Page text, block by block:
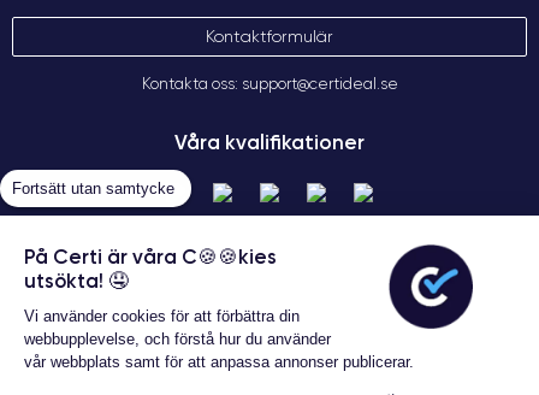
Garanterat 24 månader
Kontaktformulär
Kontakta oss: support@certideal.se
Våra kvalifikationer
Allmänna försäljningsvillkor
Fortsätt utan samtycke
På Certi är våra C🍪🍪kies
utsökta! 🤤
Vi använder cookies för att förbättra din
webbupplevelse, och förstå hur du använder
vår webbplats samt för att anpassa annonser publicerar.